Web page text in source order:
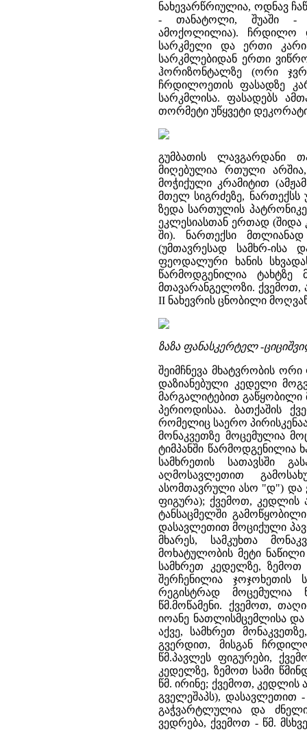
ნახევარწრიულია, ოდნავ
- თანატოლი, შუაში -
ამოქოლილია). ჩრდილო
სარკმელი და ერთი
სარკმლებიდან ერთი
ჰორიზონტალზე (ორი
ჩრდილოეთის ფასადზე
სარკმლისა. ფასადებს
თორმეტი უწყვეტი
გუმბათის ლავგარდანი
მიღებულია რთული
მოჭიქული კრამიტით
მთელ სიგრძეზე, ნართექსს
ზედა სართულის
ეკლესიასთან ერთად (შიდა
ში). ნართექსი
(უმთავრესად სამხრ-ისა
ფეოდალური ხანის
წარმოდგენილია
მთავარანგელოზი. ქვემოთ,
II ნახევრის ცნობილი
ზაზა ფანასკერტელ -
შეიმჩნევა მხატვრობის
დაზიანებული კედელი
მარგალიტებით გაწყობილი
პერიოდისაა. ბათქაშის
რომელიც საერო
მონაკვეთზე მოცემულია
ტიმპანში წარმოდგენილია
სამხრეთის სათავსში
აღმოსავლეთით
ასომთავრული ასო "დ") და
ფიგურა); ქვემოთ, კედლის
ტანსაცმელში
დასავლეთით მოციქული
მხარეს, სამკუხთა
მოხატულობის მეტი
სამხრეთ კედელზე,
შერჩენილია ჯოჯოხეთის
რეგისტრად მოცემულია
წმ.მოწამენი. ქვემოთ,
იოანე ნათლისმცემლისა და
აქვე, სამხრეთ
გვერდით, მისგან
წმ.პავლეს ფიგურები,
კედელზე, ზემოთ სამი
წმ. ირინე; ქვემოთ, კედლის
გველეშაპს), დასავლეთით
გაჭვარტლულია და
ვედრება, ქვემოთ - წმ.